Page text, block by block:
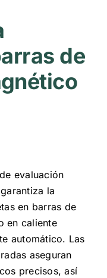
de
evaluación
garantiza la
en barras de
en caliente
automático. Las
aseguran
precisos, así